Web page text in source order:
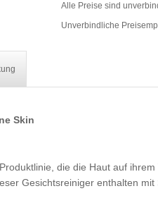
Alle Preise sind
Unverbindliche
Skin
die die Haut auf
Gesichtsreiniger enthalten